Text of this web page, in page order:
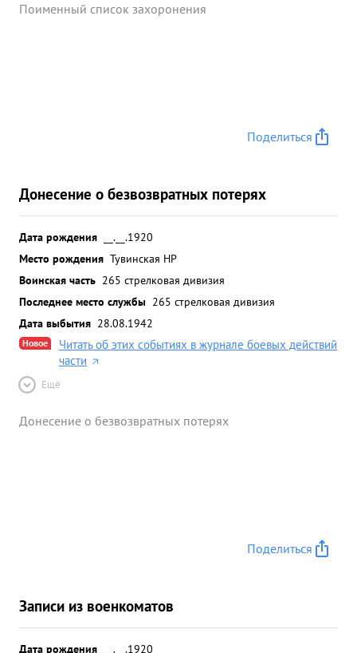
Поименный список захоронения
Поделиться
Донесение о безвозвратных потерях
Дата рождения
__.__.1920
Место рождения Тувинская НР
Воинская часть 265 стрелковая дивизия
Последнее место службы 265 стрелковая дивизия
Дата выбытия 28.08.1942
Новое
Читать об этих событиях в журнале боевых действий
части
Ещё
Донесение о безвозвратных потерях
Поделиться
Записи из военкоматов
Дата рождения
__.__.1920